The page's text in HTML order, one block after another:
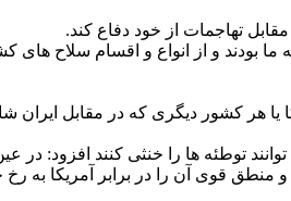
تهاجمات از خود دفاع کند.
بودند و از انواع و اقسام سلاح های
یا هر کشور دیگری که در مقابل
توطئه ها را خنثی کنند افزود:
قوی آن را در برابر آمریکا به رخ